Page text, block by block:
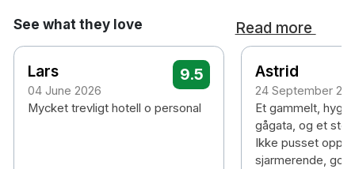
20 minuters promenad till Saabs bilmuseum
70 minuters bilresa till Landvetter flygplats
See what they love Read more
Lars
04 June 2026
9.5
Mycket trevligt hotell o personal
Astrid
24 September
Et gammelt,
gågata, og et
Ikke pusset opp
sjarmerende,